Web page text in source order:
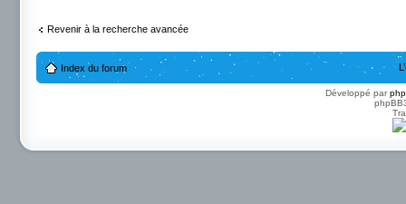
Revenir à la recherche avancée
Index du forum
Développé par